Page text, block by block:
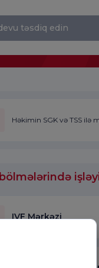
təsdiq edin
Həkimin SGK və TSS ilə
IVF Mərkəzi